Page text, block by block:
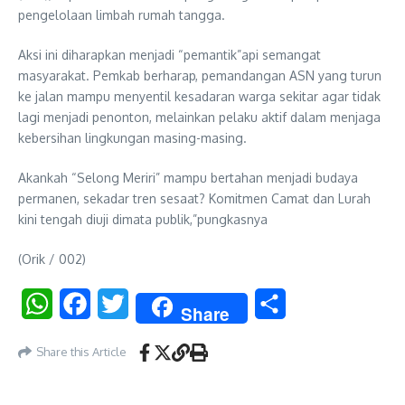
pengelolaan limbah rumah tangga.
Aksi ini diharapkan menjadi “pemantik”api semangat
masyarakat. Pemkab berharap, pemandangan ASN yang turun
ke jalan mampu menyentil kesadaran warga sekitar agar tidak
lagi menjadi penonton, melainkan pelaku aktif dalam menjaga
kebersihan lingkungan masing-masing.
Akankah “Selong Meriri” mampu bertahan menjadi budaya
permanen, sekadar tren sesaat? Komitmen Camat dan Lurah
kini tengah diuji dimata publik,”pungkasnya
(Orik / 002)
WhatsAppFacebookTwitter Share
Share this Article